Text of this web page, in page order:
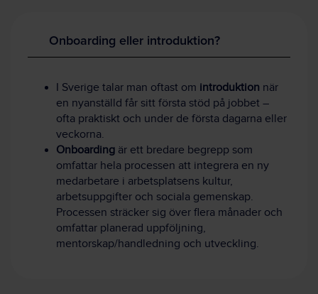
Onboarding eller introduktion?
I Sverige talar man oftast om introduktion när
en nyanställd får sitt första stöd på jobbet –
ofta praktiskt och under de första dagarna eller
veckorna.
Onboarding är ett bredare begrepp som
omfattar hela processen att integrera en ny
medarbetare i arbetsplatsens kultur,
arbetsuppgifter och sociala gemenskap.
Processen sträcker sig över flera månader och
omfattar planerad uppföljning,
mentorskap/handledning och utveckling.